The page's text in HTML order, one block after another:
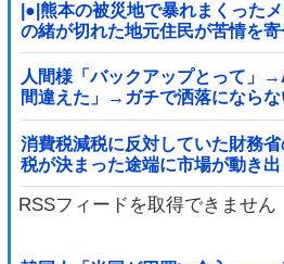
|●|熊本の被災地で暴れまくった
の緒が切れた地元住民が苦情を
人間様「バックアップとって」
間違えた」→ガチで洒落にならな
消費税減税に反対していた財務
税が決まった途端に市場が動き
RSSフィードを取得できません